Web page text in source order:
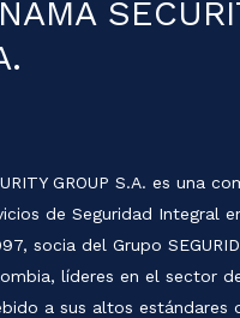
GROUP S.A. es una
de Seguridad Integral
socia del Grupo
líderes en el sector
a sus altos estándares